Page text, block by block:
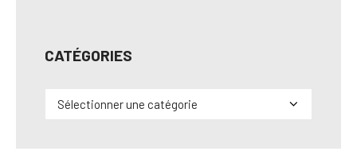
CATÉGORIES
Catégories